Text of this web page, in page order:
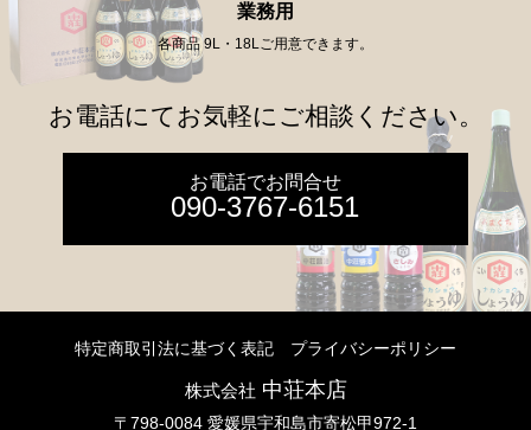
業務用
各商品 9L・18Lご用意できます。
お電話にてお気軽にご相談ください。
お電話でお問合せ
090-3767-6151
特定商取引法に基づく表記 プライバシーポリシー
株式会社 中荘本店
〒798-0084 愛媛県宇和島市寄松甲972-1